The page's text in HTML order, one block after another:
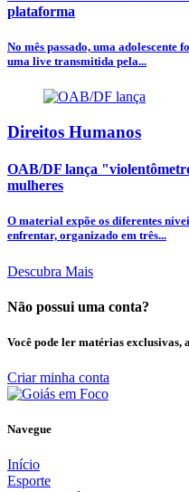
plataforma
No mês passado, uma
uma live transmitida pela...
Direitos Humanos
OAB/DF lança
mulheres
O material expõe os diferentes
enfrentar, organizado em três...
Descubra Mais
Não possui uma conta?
Você pode ler matérias
Criar minha conta
Navegue
Início
Esporte